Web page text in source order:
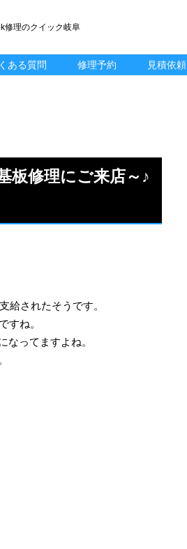
修理のクイック岐阜
ある質問 修理予約 見積依頼
板修理にご来店～♪
給されたそうです。
すね。
なってますよね。